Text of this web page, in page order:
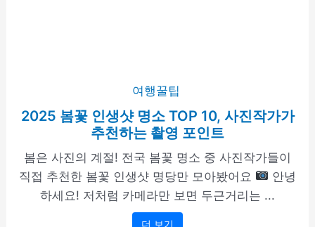
여행꿀팁
2025 봄꽃 인생샷 명소 TOP 10, 사진작가가
추천하는 촬영 포인트
봄은 사진의 계절! 전국 봄꽃 명소 중 사진작가들이
직접 추천한 봄꽃 인생샷 명당만 모아봤어요
안녕
하세요! 저처럼 카메라만 보면 두근거리는 ...
더 보기